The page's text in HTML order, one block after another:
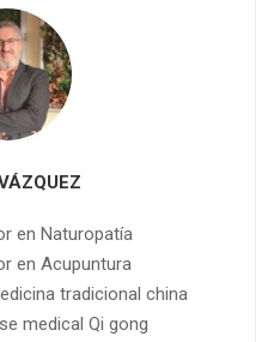
en Naturopatía
en Acupuntura
tradicional china
medical Qi gong